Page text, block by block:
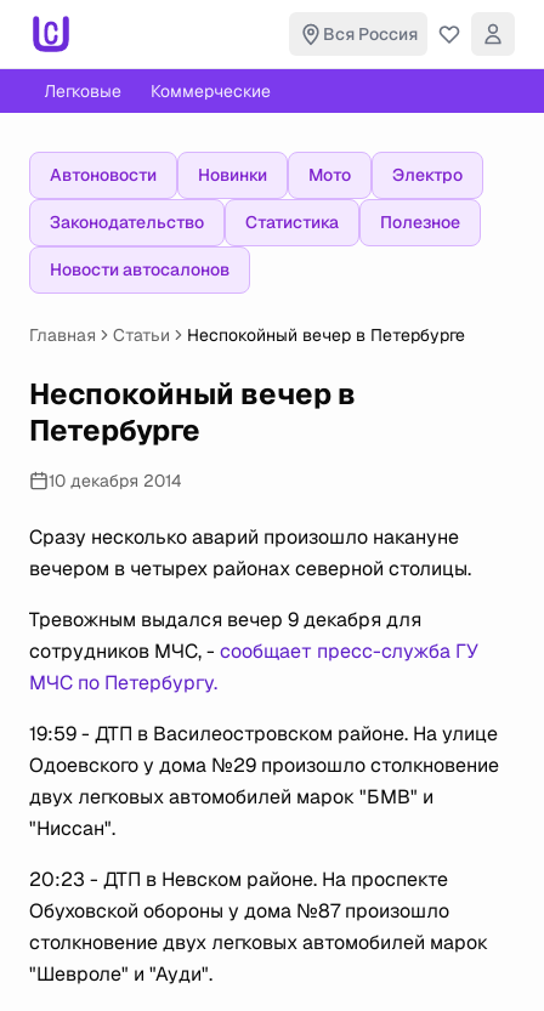
Вся Россия
Легковые Коммерческие
Автоновости Новинки Мото Электро
Законодательство Статистика Полезное
Новости автосалонов
Главная Статьи Неспокойный вечер в Петербурге
Неспокойный вечер в
Петербурге
10 декабря 2014
Сразу несколько аварий произошло накануне
вечером в четырех районах северной столицы.
Тревожным выдался вечер 9 декабря для
сотрудников МЧС, - сообщает пресс-служба ГУ
МЧС по Петербургу.
19:59 - ДТП в Василеостровском районе. На улице
Одоевского у дома №29 произошло столкновение
двух легковых автомобилей марок "БМВ" и
"Ниссан".
20:23 - ДТП в Невском районе. На проспекте
Обуховской обороны у дома №87 произошло
столкновение двух легковых автомобилей марок
"Шевроле" и "Ауди".